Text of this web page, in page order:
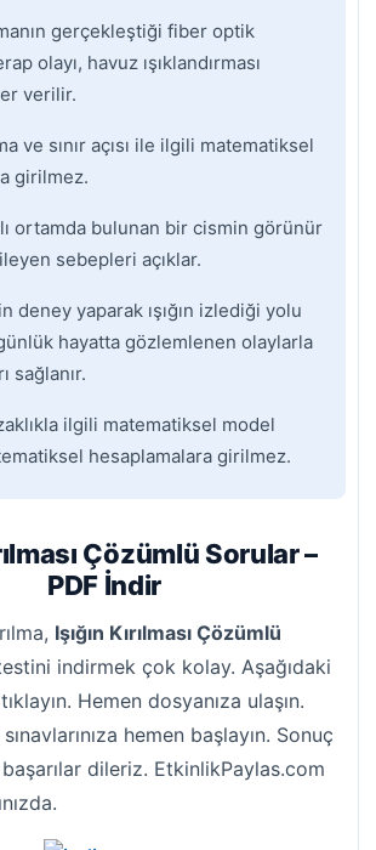
gerçekleştiği fiber optik
olayı, havuz ışıklandırması
verilir.
ve sınır açısı ile ilgili matematiksel
girilmez.
ortamda bulunan bir cismin görünür
sebepleri açıklar.
deney yaparak ışığın izlediği yolu
hayatta gözlemlenen olaylarla
sağlanır.
ilgili matematiksel model
hesaplamalara girilmez.
Çözümlü Sorular –
PDF İndir
Işığın Kırılması Çözümlü
indirmek çok kolay. Aşağıdaki
Hemen dosyanıza ulaşın.
hemen başlayın. Sonuç
dileriz. EtkinlikPaylas.com